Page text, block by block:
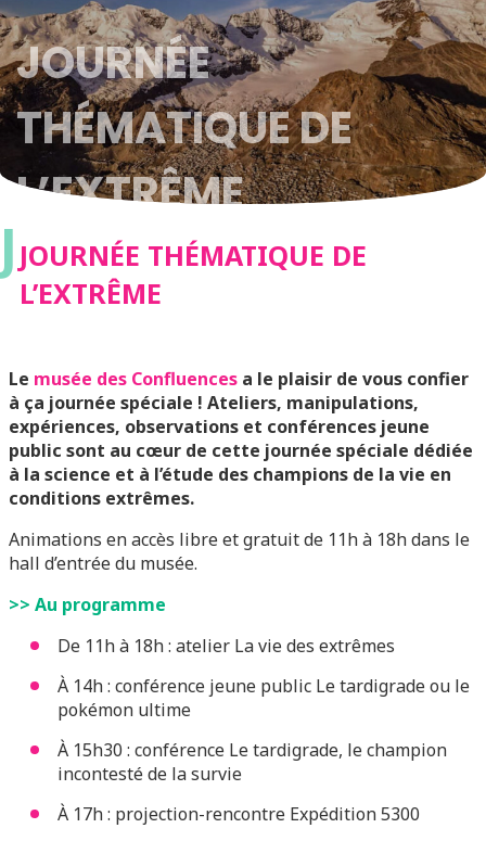
JOURNÉE
THÉMATIQUE DE
L’EXTRÊME
J JOURNÉE THÉMATIQUE DE
L’EXTRÊME
Le musée des Confluences a le plaisir de vous confier
à ça journée spéciale ! Ateliers, manipulations,
expériences, observations et conférences jeune
public sont au cœur de cette journée spéciale dédiée
à la science et à l’étude des champions de la vie en
conditions extrêmes.
Animations en accès libre et gratuit de 11h à 18h dans le
hall d’entrée du musée.
>> Au programme
De 11h à 18h : atelier La vie des extrêmes
À 14h : conférence jeune public Le tardigrade ou le
pokémon ultime
À 15h30 : conférence Le tardigrade, le champion
incontesté de la survie
À 17h : projection-rencontre Expédition 5300